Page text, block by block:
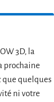
3D, la
prochaine
que quelques
ni votre